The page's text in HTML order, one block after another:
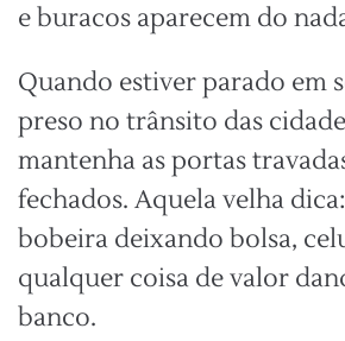
e buracos aparecem do
Quando estiver parado em
preso no trânsito das
mantenha as portas
fechados. Aquela velha
bobeira deixando bolsa,
qualquer coisa de valor
banco.